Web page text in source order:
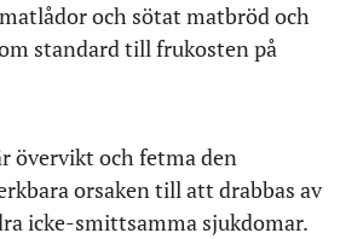
och sötat matbröd och
standard till frukosten på
övervikt och fetma den
orsaken till att drabbas av
icke-smittsamma sjukdomar.